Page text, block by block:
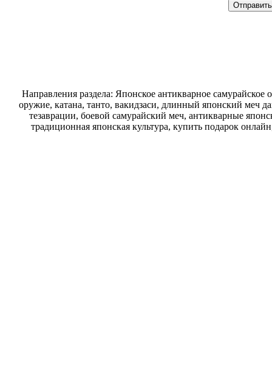
Направления раздела: Японское антикварное
оружие, катана, танто, вакидзаси, длинный японский меч
тезаврации, боевой самурайский меч, антикварные
традиционная японская культура, купить подарок